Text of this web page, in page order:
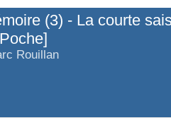
(3) - La courte
Rouillan